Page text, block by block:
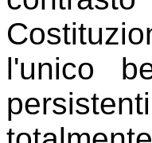
l'unico